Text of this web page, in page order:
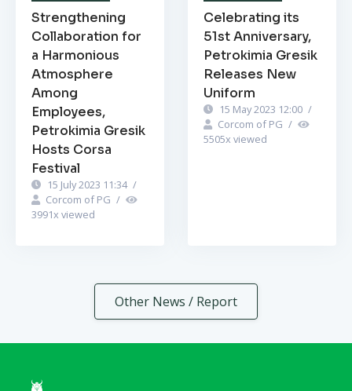
Strengthening
Collaboration for
a Harmonious
Atmosphere
Among
Employees,
Petrokimia Gresik
Hosts Corsa
Festival
15 July 2023 11:34 /
Corcom of PG /
3991x viewed
Celebrating its
51st Anniversary,
Petrokimia Gresik
Releases New
Uniform
15 May 2023 12:00 /
Corcom of PG /
5505x viewed
Other News / Report